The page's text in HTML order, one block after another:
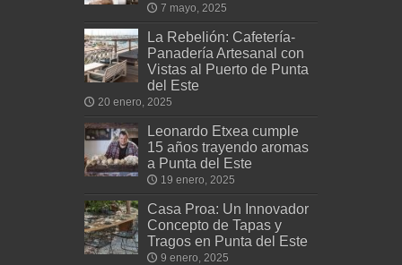
7 mayo, 2025
La Rebelión: Cafetería-
Panadería Artesanal con
Vistas al Puerto de Punta
del Este
20 enero, 2025
Leonardo Etxea cumple
15 años trayendo aromas
a Punta del Este
19 enero, 2025
Casa Proa: Un Innovador
Concepto de Tapas y
Tragos en Punta del Este
9 enero, 2025